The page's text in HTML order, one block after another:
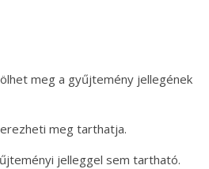
meg a gyűjtemény jellegének
meg tarthatja.
jelleggel sem tartható.